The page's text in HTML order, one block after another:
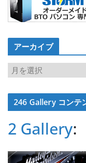
アーカイブ
ア
ー
カ
イ246 Gallery コンテ
2 Gallery: